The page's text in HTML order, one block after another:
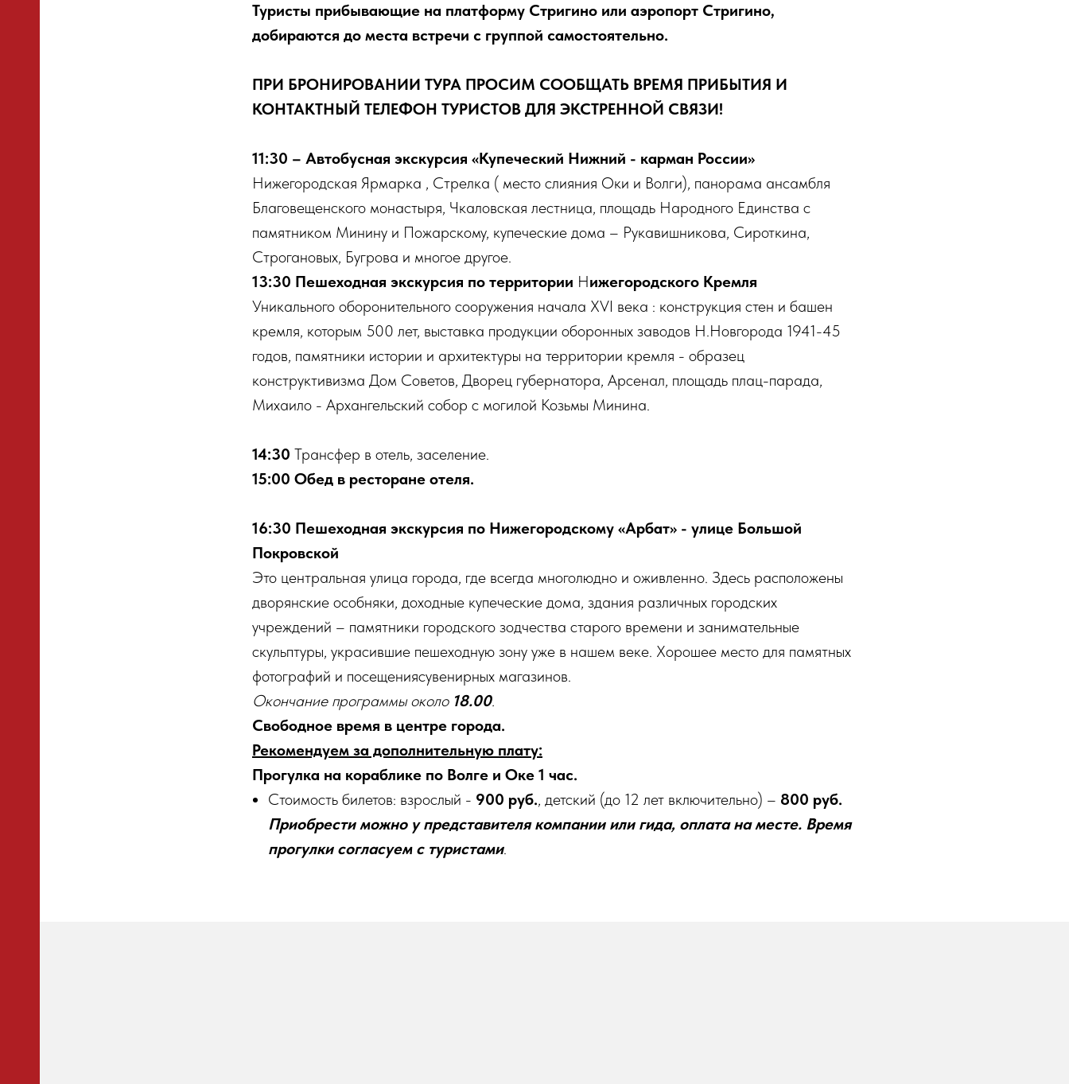
Туристы прибывающие на платформу Стригино или аэропорт Стригино,
добираются до места встречи с группой самостоятельно.
ПРИ БРОНИРОВАНИИ ТУРА ПРОСИМ СООБЩАТЬ ВРЕМЯ ПРИБЫТИЯ И
КОНТАКТНЫЙ ТЕЛЕФОН ТУРИСТОВ ДЛЯ ЭКСТРЕННОЙ СВЯЗИ!
11:30 – Автобусная экскурсия «Купеческий Нижний - карман России»
Нижегородская Ярмарка , Стрелка ( место слияния Оки и Волги), панорама ансамбля
Благовещенского монастыря, Чкаловская лестница, площадь Народного Единства с
памятником Минину и Пожарскому, купеческие дома – Рукавишникова, Сироткина,
Строгановых, Бугрова и многое другое.
13:30 Пешеходная экскурсия по территории Нижегородского Кремля
Уникального оборонительного сооружения начала XVI века : конструкция стен и башен
кремля, которым 500 лет, выставка продукции оборонных заводов Н.Новгорода 1941-45
годов, памятники истории и архитектуры на территории кремля - образец
конструктивизма Дом Советов, Дворец губернатора, Арсенал, площадь плац-парада,
Михаило - Архангельский собор с могилой Козьмы Минина.
14:30 Трансфер в отель, заселение.
15:00 Обед в ресторане отеля.
16:30 Пешеходная экскурсия по Нижегородскому «Арбат» - улице Большой
Покровской
Это центральная улица города, где всегда многолюдно и оживленно. Здесь расположены
дворянские особняки, доходные купеческие дома, здания различных городских
учреждений – памятники городского зодчества старого времени и занимательные
скульптуры, украсившие пешеходную зону уже в нашем веке. Хорошее место для памятных
фотографий и посещениясувенирных магазинов.
Окончание программы около 18.00.
Свободное время в центре города.
Рекомендуем за дополнительную плату:
Прогулка на кораблике по Волге и Оке 1 час.
Стоимость билетов: взрослый - 900 руб., детский (до 12 лет включительно) – 800 руб.
Приобрести можно у представителя компании или гида, оплата на месте. Время
прогулки согласуем с туристами.